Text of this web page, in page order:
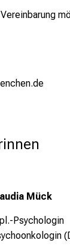
Mück
Psychologin